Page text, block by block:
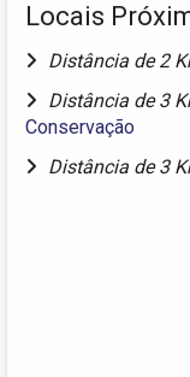
Locais
Distância de 2
Distância de 3
Conservação
Distância de 3